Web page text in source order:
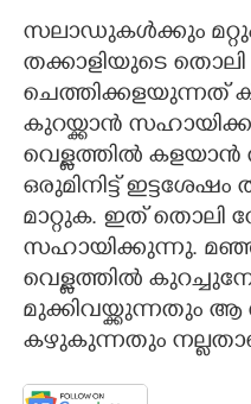
സലാഡുകൾക്കും
തക്കാളിയുടെ
ചെത്തിക്കളയുന്നത്
കുറയ്ക്കാൻ
വെള്ളത്തിൽ കളയാൻ
ഒരുമിനിട്ട്
മാറ്റുക. ഇത് തൊലി
സഹായിക്കുന്നു.
വെള്ളത്തിൽ
മുക്കിവയ്ക്കുന്നതും ആ
കഴുകുന്നതും